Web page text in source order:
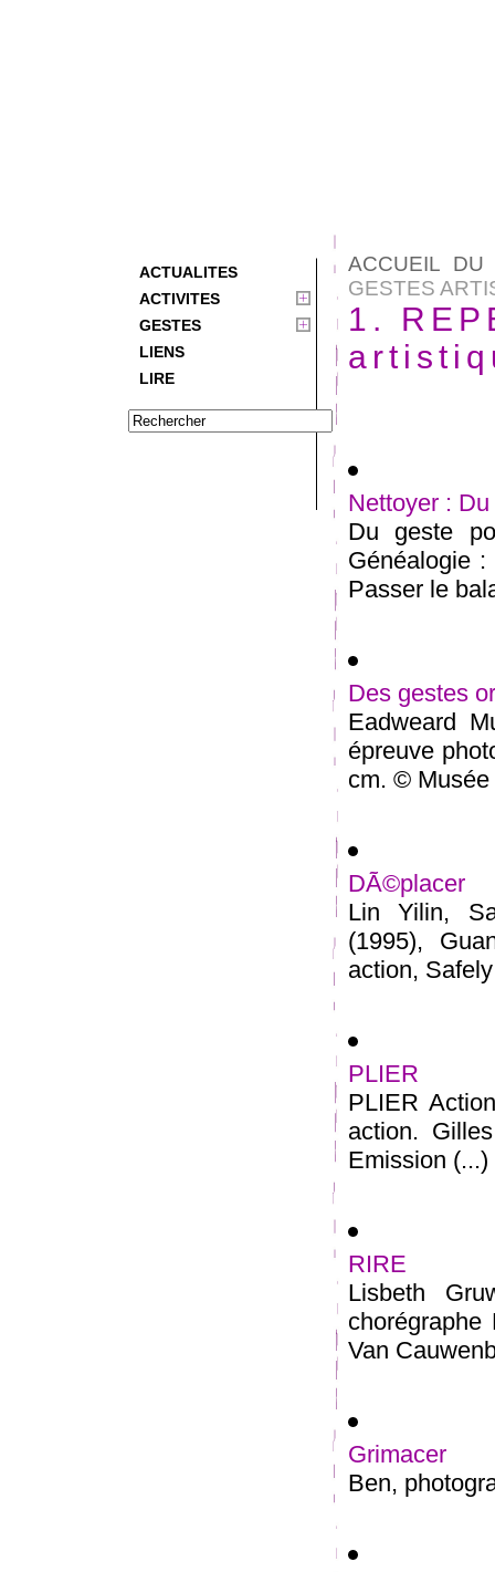
ACTUALITES
ACTIVITES
GESTES
LIENS
LIRE
ACCUEIL DU
GESTES
1.
Nettoyer :
Du geste
Généalogie
Passer le
Des gestes
Eadweard
épreuve
cm. © Musée
DÃ©placer
Lin Yilin,
(1995),
action,
PLIER
PLIER
action.
Emission (...)
RIRE
Lisbeth
Van
Grimacer
Ben,